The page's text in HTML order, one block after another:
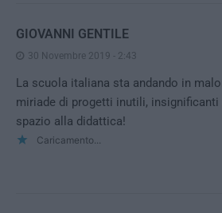
GIOVANNI GENTILE
30 Novembre 2019 - 2:43
La scuola italiana sta andando in
miriade di progetti inutili,
spazio alla didattica!
Caricamento...